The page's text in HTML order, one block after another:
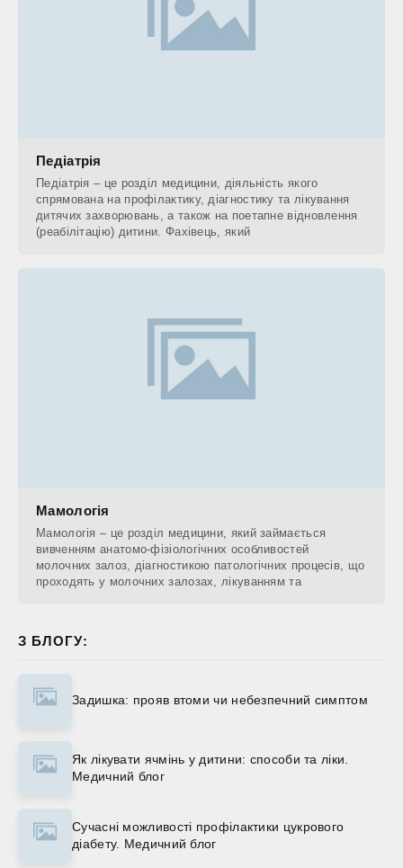
Педіатрія
Педіатрія – це розділ медицини, діяльність якого
спрямована на профілактику, діагностику та лікування
дитячих захворювань, а також на поетапне відновлення
(реабілітацію) дитини. Фахівець, який
Мамологія
Мамологія – це розділ медицини, який займається
вивченням анатомо-фізіологічних особливостей
молочних залоз, діагностикою патологічних процесів, що
проходять у молочних залозах, лікуванням та
З БЛОГУ:
Задишка: прояв втоми чи небезпечний симптом
Як лікувати ячмінь у дитини: способи та ліки.
Медичний блог
Сучасні можливості профілактики цукрового
діабету. Медичний блог